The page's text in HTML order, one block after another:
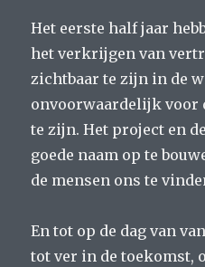
Het eerste half jaar
het verkrijgen van
zichtbaar te zijn in de
onvoorwaardelijk voor
te zijn. Het project en
goede naam op te
de mensen ons te
En tot op de dag van
tot ver in de toekomst,